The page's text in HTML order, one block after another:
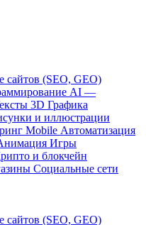
сайтов (SEO, GEO)
AI —
3D Графика
и иллюстрации
Mobile Автоматизация
Игры
и блокчейн
Социальные сети
сайтов (SEO, GEO)